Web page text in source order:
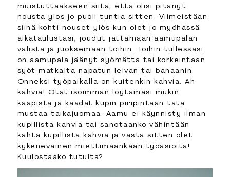
muistuttaakseen siitä, että olisi pitänyt
nousta ylös jo puoli tuntia sitten. Viimeistään
siinä kohti nouset ylös kun olet jo myöhässä
aikataulustasi, joudut jättämään aamupalan
välistä ja juoksemaan töihin. Töihin tullessasi
on aamupala jäänyt syömättä tai korkeintaan
syöt matkalta napatun leivän tai banaanin.
Onneksi työpaikalla on kuitenkin kahvia. Ah
kahvia! Otat isoimman löytämäsi mukin
kaapista ja kaadat kupin piripintaan tätä
mustaa taikajuomaa. Aamu ei käynnisty ilman
kupillista kahvia tai sanotaanko vähintään
kahta kupillista kahvia ja vasta sitten olet
kykeneväinen miettimäänkään työasioita!
Kuulostaako tutulta?